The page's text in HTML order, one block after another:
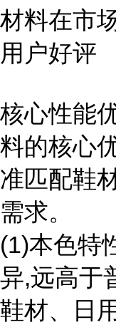
材料在市
用户好评
核心性能
料的核心
准匹配鞋
需求。
(1)本色特
异,远高于
鞋材、日